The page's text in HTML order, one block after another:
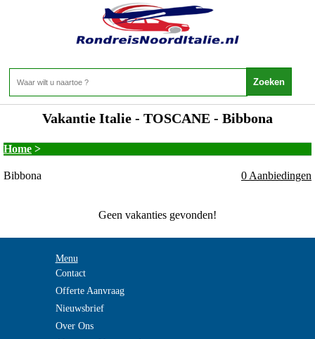
Vakantie Italie - TOSCANE - Bibbona
Home >
Bibbona 0 Aanbiedingen
Geen vakanties gevonden!
Menu
Contact
Offerte Aanvraag
Nieuwsbrief
Over Ons